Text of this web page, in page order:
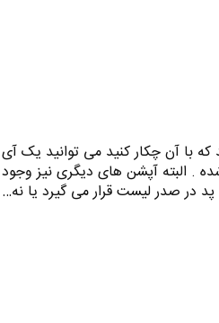
که با آن چکار کنید می توانید یک آی
. البته آپشن های دیگری نیز وجود
پد در صدر لیست قرار می گیرد یا نه…